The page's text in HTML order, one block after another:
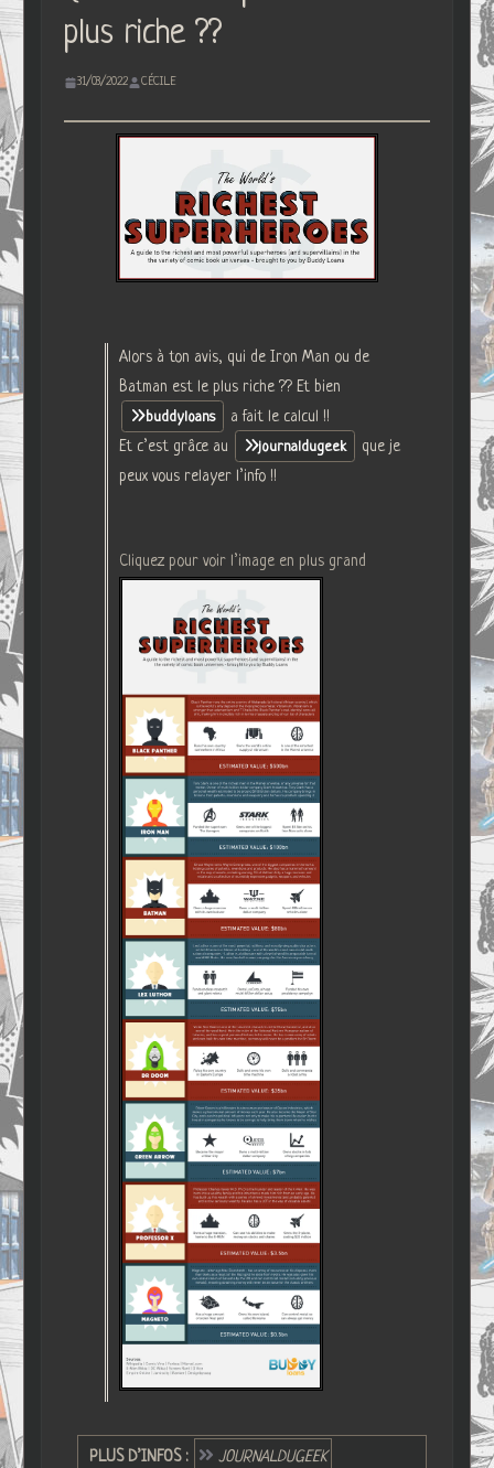
plus riche ??
31/03/2022 CÉCILE
Alors à ton avis, qui de Iron Man ou de
Batman est le plus riche ?? Et bien
buddyloans
a fait le calcul !!
Et c’est grâce au
journaldugeek
que je
peux vous relayer l’info !!
Cliquez pour voir l’image en plus grand
PLUS D’INFOS : JOURNALDUGEEK